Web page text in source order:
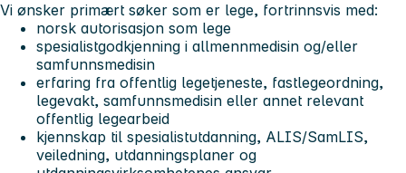
Vi ønsker primært søker som er lege, fortrinnsvis med:
norsk autorisasjon som lege
spesialistgodkjenning i allmennmedisin og/eller
samfunnsmedisin
erfaring fra offentlig legetjeneste, fastlegeordning,
legevakt, samfunnsmedisin eller annet relevant
offentlig legearbeid
kjennskap til spesialistutdanning, ALIS/SamLIS,
veiledning, utdanningsplaner og